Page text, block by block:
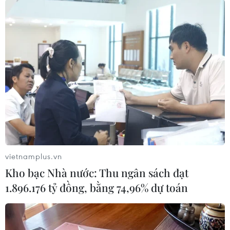
#Peru #hỏa hoạn
#cháy nhà hàng
#an toàn cháy nổ
#địa phương
Peru
vietnamplus.vn
Kho bạc Nhà nước: Thu ngân sách đạt
1.896.176 tỷ đồng, bằng 74,96% dự toán